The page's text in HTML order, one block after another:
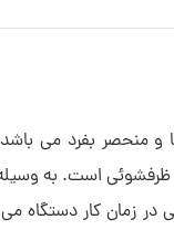
است. به وسیله
در زمان کار دستگاه